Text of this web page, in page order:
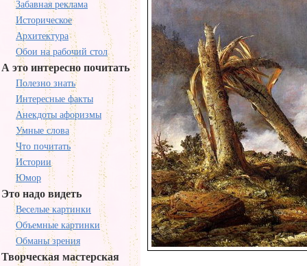
Забавная реклама
Историческое
Архитектура
Обои на рабочий стол
А это интересно почитать
Полезно знать
Интересные факты
Анекдоты афоризмы
Умные слова
Что почитать
Истории
Юмор
Это надо видеть
Веселые картинки
Объемные картинки
Обманы зрения
Творческая мастерская